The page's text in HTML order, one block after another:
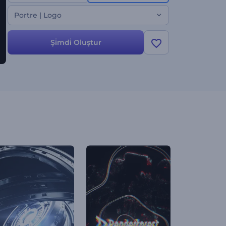
Portre | Logo
Şi̇mdi̇ Oluştur